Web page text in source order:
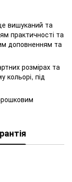
вишуканий та
практичності та
доповненням та
розмірах та
кольорі, під